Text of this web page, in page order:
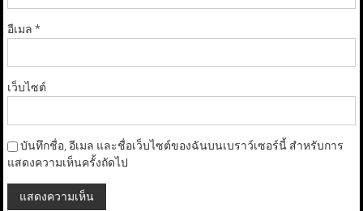
อีเมล *
เว็บไซต์
บันทึกชื่อ, อีเมล และชื่อเว็บไซต์ของฉันบนเบราว์เซอร์นี้ สำหรับการ
แสดงความเห็นครั้งถัดไป